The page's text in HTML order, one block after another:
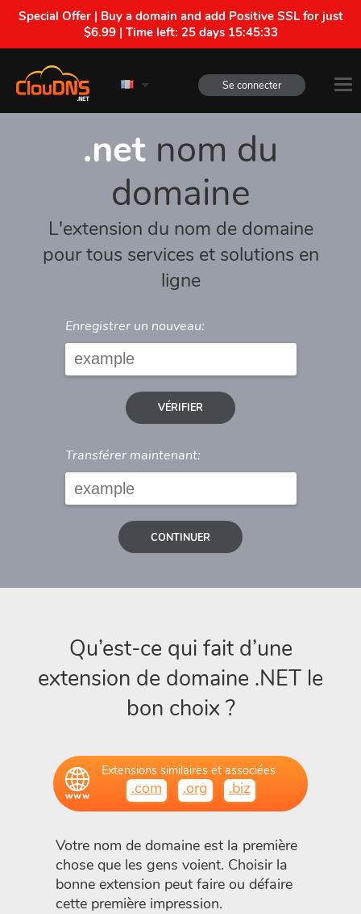
Special Offer | Buy a domain and add Positive SSL for just
$6.99 | Time left: 25 days 15:45:33
Se connecter
.net nom du
domaine
L'extension du nom de domaine
pour tous services et solutions en
ligne
Enregistrer un nouveau:
VÉRIFIER
Transférer maintenant:
CONTINUER
Qu’est-ce qui fait d’une
extension de domaine .NET le
bon choix ?
Extensions similaires et associées
.com .org .biz
Votre nom de domaine est la première
chose que les gens voient. Choisir la
bonne extension peut faire ou défaire
cette première impression.